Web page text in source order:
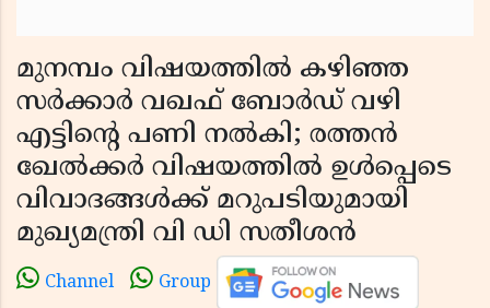
മുനമ്പം വിഷയത്തിൽ കഴിഞ്ഞ
സർക്കാർ വഖഫ് ബോർഡ് വഴി
എട്ടിൻ്റെ പണി നൽകി; രത്തൻ
ഖേൽക്കർ വിഷയത്തിൽ ഉൾപ്പെടെ
വിവാദങ്ങൾക്ക് മറുപടിയുമായി
മുഖ്യമന്ത്രി വി ഡി സതീശൻ
Channel Group